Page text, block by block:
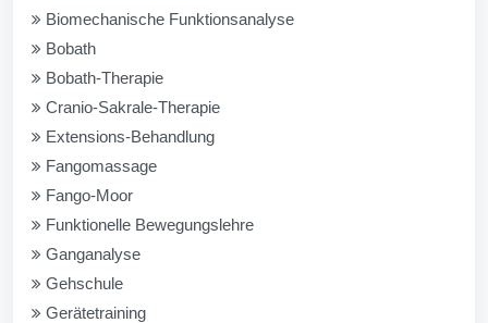
Biomechanische Funktionsanalyse
Bobath
Bobath-Therapie
Cranio-Sakrale-Therapie
Extensions-Behandlung
Fangomassage
Fango-Moor
Funktionelle Bewegungslehre
Ganganalyse
Gehschule
Gerätetraining